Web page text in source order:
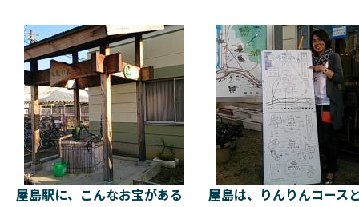
屋島駅に、こんなお宝がある
屋島は、りんりんコース